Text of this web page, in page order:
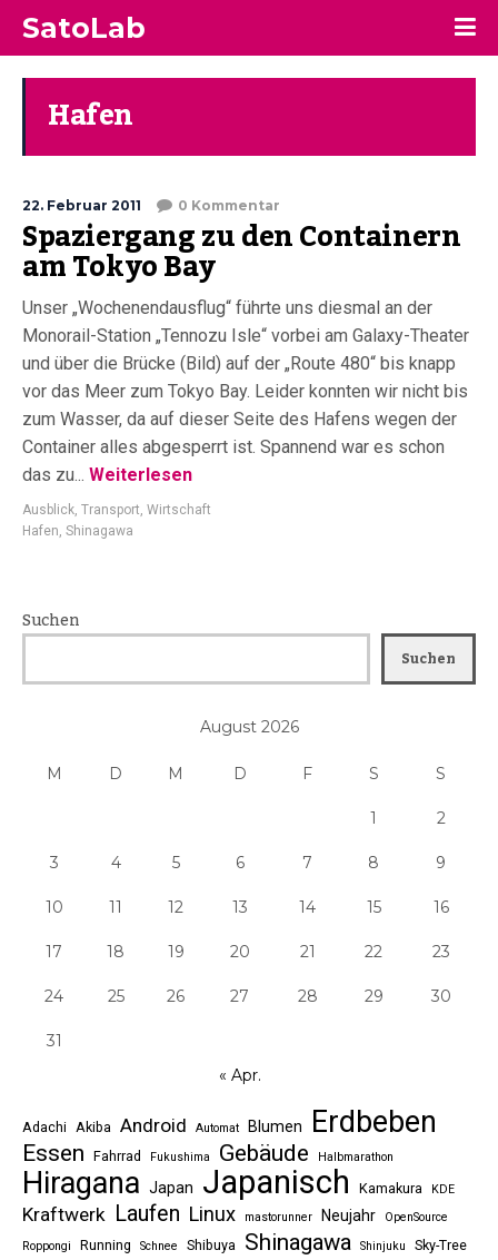
SatoLab
Hafen
22. Februar 2011 0 Kommentar
Spaziergang zu den Containern
am Tokyo Bay
Unser „Wochenendausflug“ führte uns diesmal an der
Monorail-Station „Tennozu Isle“ vorbei am Galaxy-Theater
und über die Brücke (Bild) auf der „Route 480“ bis knapp
vor das Meer zum Tokyo Bay. Leider konnten wir nicht bis
zum Wasser, da auf dieser Seite des Hafens wegen der
Container alles abgesperrt ist. Spannend war es schon
das zu... Weiterlesen
Ausblick, Transport, Wirtschaft
Hafen, Shinagawa
Suchen
Suchen
August 2026
M D M D F S S
1 2
3 4 5 6 7 8 9
10 11 12 13 14 15 16
17 18 19 20 21 22 23
24 25 26 27 28 29 30
31
« Apr.
Adachi Akiba Android Automat Blumen Erdbeben
Essen Fahrrad Fukushima Gebäude Halbmarathon
Hiragana Japan Japanisch Kamakura KDE
Kraftwerk Laufen Linux mastorunner Neujahr
OpenSource
Roppongi
Running Schnee Shibuya Shinagawa Shinjuku Sky-Tree